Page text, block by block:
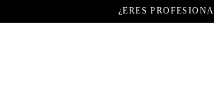
¿ERES